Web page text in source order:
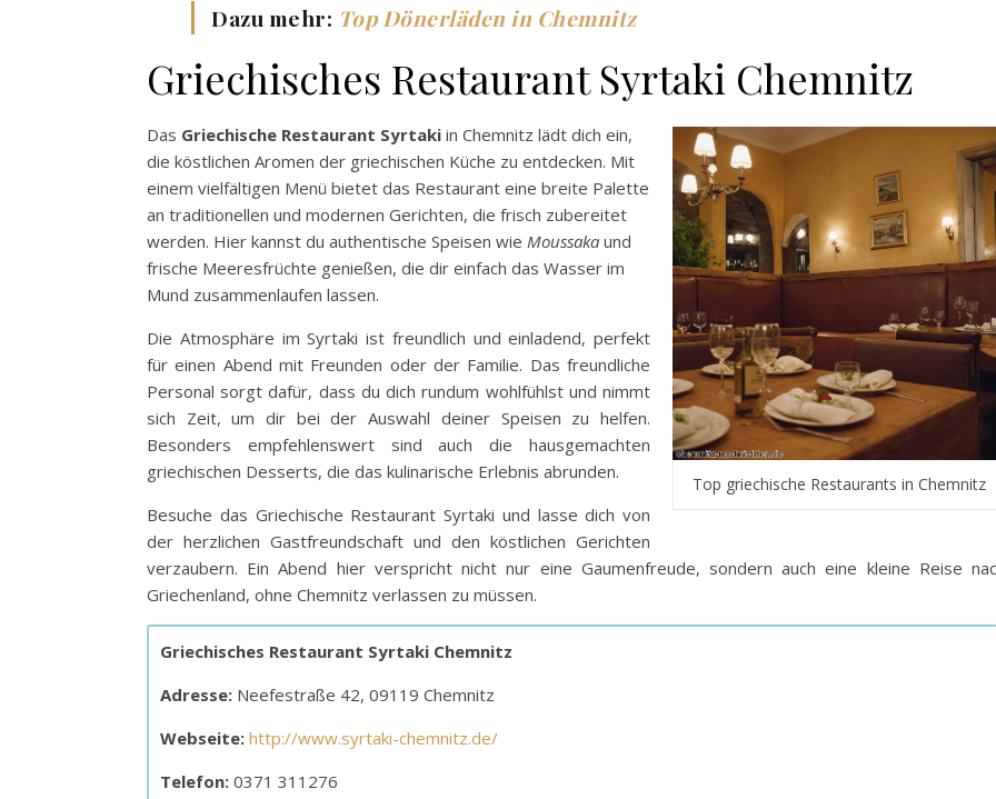
Dazu mehr: Top Dönerläden in Chemnitz
Griechisches Restaurant Syrtaki Chemnitz
Top griechische Restaurants in Chemnitz
Das Griechische Restaurant Syrtaki in Chemnitz lädt dich ein,
die köstlichen Aromen der griechischen Küche zu entdecken. Mit
einem vielfältigen Menü bietet das Restaurant eine breite Palette
an traditionellen und modernen Gerichten, die frisch zubereitet
werden. Hier kannst du authentische Speisen wie Moussaka und
frische Meeresfrüchte genießen, die dir einfach das Wasser im
Mund zusammenlaufen lassen.
Die Atmosphäre im Syrtaki ist freundlich und einladend, perfekt
für einen Abend mit Freunden oder der Familie. Das freundliche
Personal sorgt dafür, dass du dich rundum wohlfühlst und nimmt
sich Zeit, um dir bei der Auswahl deiner Speisen zu helfen.
Besonders empfehlenswert sind auch die hausgemachten
griechischen Desserts, die das kulinarische Erlebnis abrunden.
Besuche das Griechische Restaurant Syrtaki und lasse dich von
der herzlichen Gastfreundschaft und den köstlichen Gerichten
verzaubern. Ein Abend hier verspricht nicht nur eine Gaumenfreude, sondern auch eine kleine Reise
Griechenland, ohne Chemnitz verlassen zu müssen.
Griechisches Restaurant Syrtaki Chemnitz
Adresse: Neefestraße 42, 09119 Chemnitz
Webseite: http://www.syrtaki-chemnitz.de/
Telefon: 0371 311276